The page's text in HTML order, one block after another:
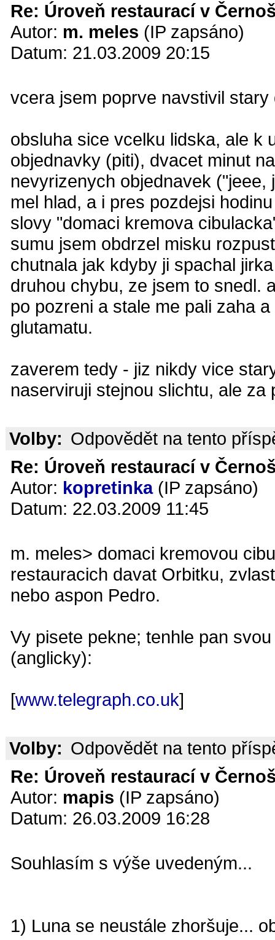
Re: Úroveň restaurací v
Autor: m. meles (IP zapsáno)
Datum: 21.03.2009 20:15
vcera jsem poprve navstivil
obsluha sice vcelku lidska, ale k
objednavky (piti), dvacet minut
nevyrizenych objednavek
mel hlad, a i pres pozdejsi
slovy "domaci kremova
sumu jsem obdrzel misku
chutnala jak kdyby ji spachal
druhou chybu, ze jsem to snedl.
po pozreni a stale me pali zaha
glutamatu.
zaverem tedy - jiz nikdy vice
naserviruji stejnou slichtu, ale za
Volby: Odpovědět na tento
Re: Úroveň restaurací v
Autor: kopretinka(IP zapsáno)
Datum: 22.03.2009 11:45
m. meles> domaci kremovou
restauracich davat Orbitku,
nebo aspon Pedro.
Vy pisete pekne; tenhle pan
(anglicky):
[www.telegraph.co.uk]
Volby: Odpovědět na tento
Re: Úroveň restaurací v
Autor: mapis (IP zapsáno)
Datum: 26.03.2009 16:28
Souhlasím s výše uvedeným...
1) Luna se neustále zhoršuje...